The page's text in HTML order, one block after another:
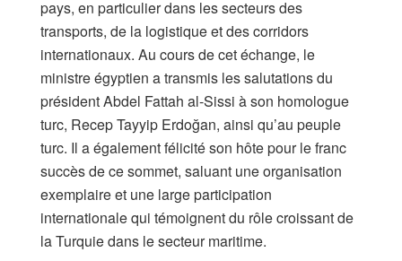
pays, en particulier dans les secteurs des
transports, de la logistique et des corridors
internationaux. Au cours de cet échange, le
ministre égyptien a transmis les salutations du
président Abdel Fattah al-Sissi à son homologue
turc, Recep Tayyip Erdoğan, ainsi qu’au peuple
turc. Il a également félicité son hôte pour le franc
succès de ce sommet, saluant une organisation
exemplaire et une large participation
internationale qui témoignent du rôle croissant de
la Turquie dans le secteur maritime.